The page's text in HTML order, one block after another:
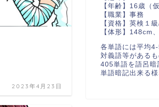
2023年4月23日
【年齢】16歳（仮
【職業】事務
【資格】英検１
【体形】148cm
各単語には平均
対義語等があるも
405単語を語呂
単語暗記出来る